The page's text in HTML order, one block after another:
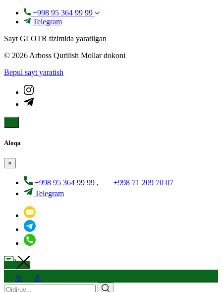
+998 95 364 99 99
Telegram
Sayt GLOTR tizimida yaratilgan
© 2026 Arboss Qurilish Mollar dokoni
Bepul sayt yaratish
Aloqa
×
+998 95 364 99 99 ,
+998 71 209 70 07
Telegram
0 0